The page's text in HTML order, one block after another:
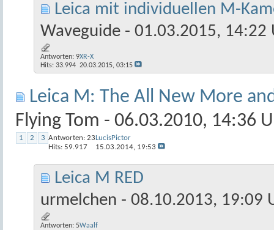
Leica mit individuellen M-
Waveguide - 01.03.2015, 14:22
Antworten: 9
Hits: 33.994
XR-X
20.03.2015, 03:15
Leica M: The All New More
Flying Tom - 06.03.2010, 14:36
1 2 3 Antworten: 23
Hits: 59.917
LucisPictor
15.03.2014, 19:53
Leica M RED
urmelchen - 08.10.2013, 19:09
Antworten: 5Waalf